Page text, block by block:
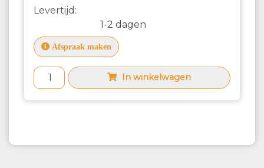
Levertijd:
1-2 dagen
Afspraak maken
In winkelwagen